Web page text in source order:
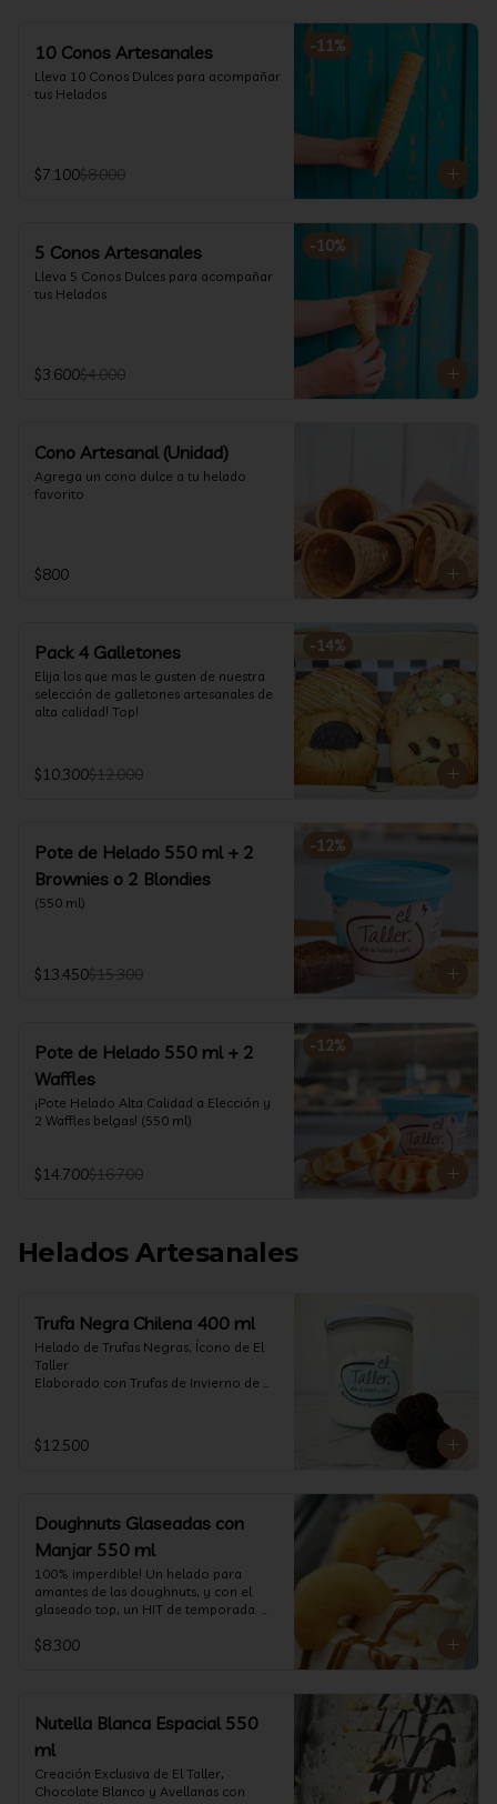
-11%
10 Conos Artesanales
Lleva 10 Conos Dulces para acompañar
tus Helados
$7.100$8.000
-10%
5 Conos Artesanales
Lleva 5 Conos Dulces para acompañar
tus Helados
$3.600$4.000
Cono Artesanal (Unidad)
Agrega un cono dulce a tu helado
favorito
$800
-14%
Pack 4 Galletones
Elija los que mas le gusten de nuestra
selección de galletones artesanales de
alta calidad! Top!
$10.300$12.000
-12%
Pote de Helado 550 ml + 2
Brownies o 2 Blondies
(550 ml)
$13.450$15.300
-12%
Pote de Helado 550 ml + 2
Waffles
¡Pote Helado Alta Calidad a Elección y
2 Waffles belgas! (550 ml)
$14.700$16.700
Helados Artesanales
Trufa Negra Chilena 400 ml
Helado de Trufas Negras, Ícono de El
Taller
Elaborado con Trufas de Invierno de
cremoso y con un delicado proceso
para obtener una experiencia
esta Edición es muy Limitada,
aproveche ya de vivir esta fantástica
experiencia!!
Ya disponible en www.eltallerchile.cl
$12.500
Doughnuts Glaseadas con
Manjar 550 ml
100% imperdible! Un helado para
amantes de las doughnuts, y con el
glaseado top, un HIT de temporada.
$8.300
Nutella Blanca Espacial 550
ml
Creación Exclusiva de El Taller,
Chocolate Blanco y Avellanas con